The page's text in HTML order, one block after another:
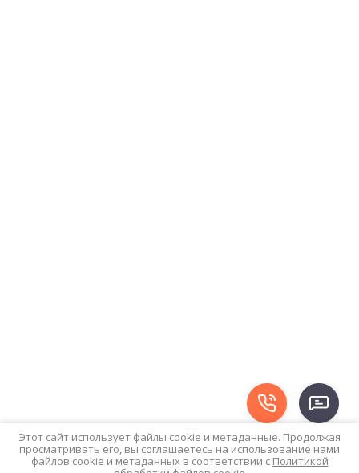
Этот сайт использует файлы cookie и метаданные. Продолжая
просматривать его, вы соглашаетесь на использование нами
файлов cookie и метаданных в соответствии с Политикой